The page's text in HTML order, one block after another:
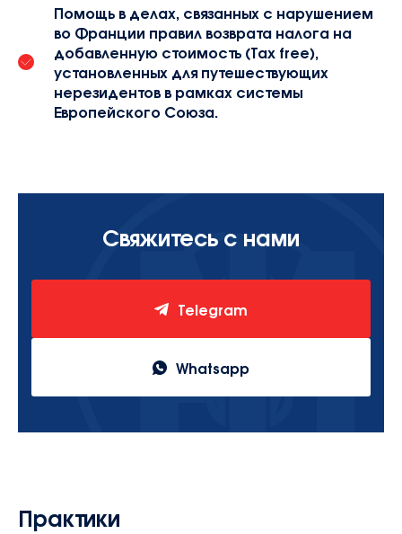
Помощь в делах, связанных с нарушением
во Франции правил возврата налога на
добавленную стоимость (Tax free),
установленных для путешествующих
нерезидентов в рамках системы
Европейского Союза.
Свяжитесь с нами
Telegram
Whatsapp
Практики